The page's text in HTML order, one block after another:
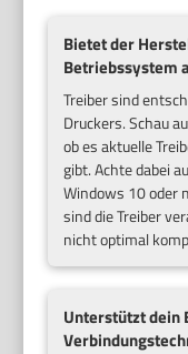
Bietet der
Betriebssystem
Treiber sind
Druckers. Schau
ob es aktuelle
gibt. Achte dabei
Windows 10 oder
sind die Treiber
nicht optimal
Unterstützt dein